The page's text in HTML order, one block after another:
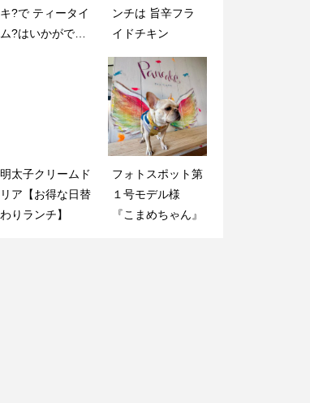
キ?で ティータイ
ム?はいかがです
ンチは 旨辛フラ
イドチキン
明太子クリームド
リア【お得な日替
わりランチ】
フォトスポット第
１号モデル様
『こまめちゃん』
. 平日限定️